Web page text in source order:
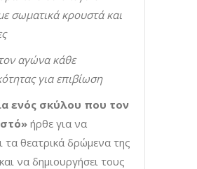
σωματικά κρουστά και
αγώνα κάθε
για επιβίωση
ενός σκύλου που τον
ήρθε για να
τα θεατρικά δρώμενα της
να δημιουργήσει τους